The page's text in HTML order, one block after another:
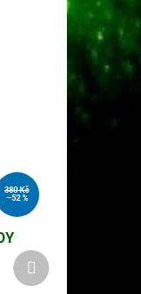
380 Kč
–52 %
Další
produkt